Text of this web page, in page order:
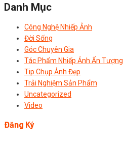
Danh Mục
Công Nghệ Nhiếp Ảnh
Đời Sống
Góc Chuyên Gia
Tác Phẩm Nhiếp Ảnh Ấn Tượng
Tip Chụp Ảnh Đẹp
Trải Nghiệm Sản Phẩm
Uncategorized
Video
Đăng Ký